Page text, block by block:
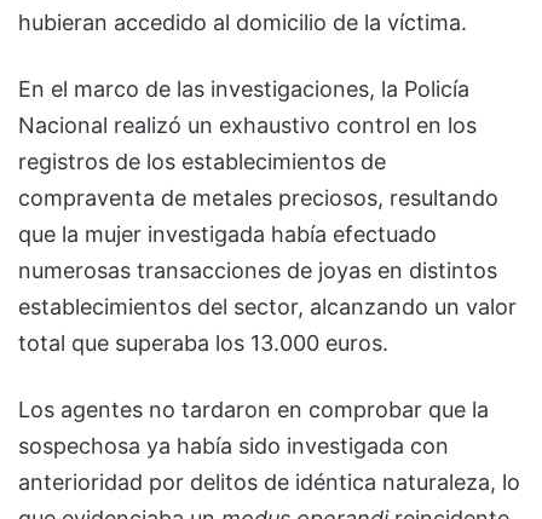
hubieran accedido al domicilio de la víctima.
En el marco de las investigaciones, la Policía
Nacional realizó un exhaustivo control en los
registros de los establecimientos de
compraventa de metales preciosos, resultando
que la mujer investigada había efectuado
numerosas transacciones de joyas en distintos
establecimientos del sector, alcanzando un valor
total que superaba los 13.000 euros.
Los agentes no tardaron en comprobar que la
sospechosa ya había sido investigada con
anterioridad por delitos de idéntica naturaleza, lo